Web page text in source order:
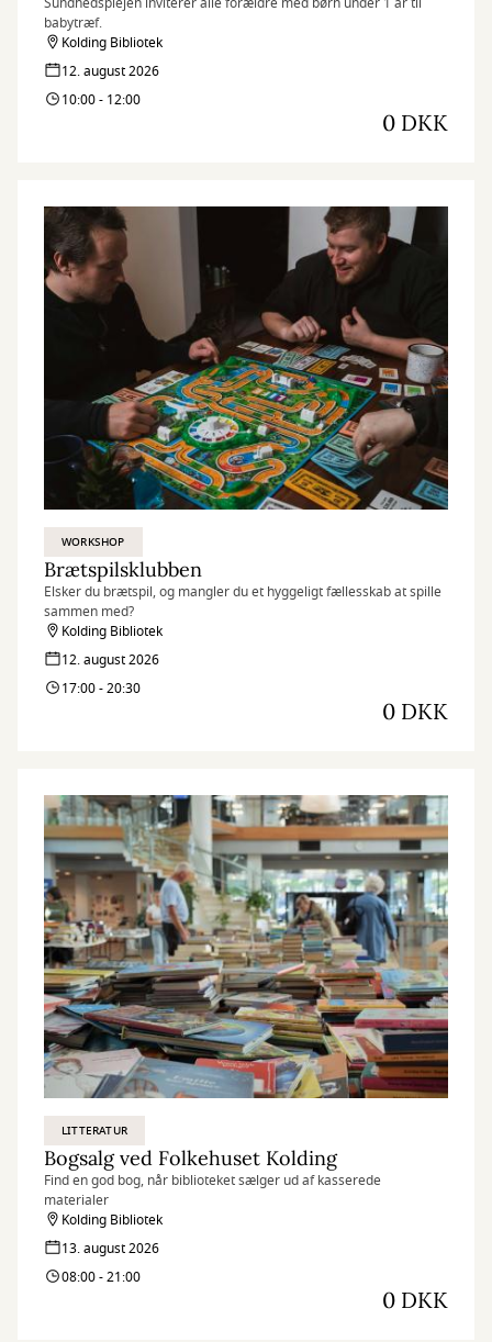
babytræf.
Kolding Bibliotek
12. august 2026
10:00 - 12:00
0 DKK
WORKSHOP
Brætspilsklubben
Elsker du brætspil, og mangler du et hyggeligt fællesskab at spille
sammen med?
Kolding Bibliotek
12. august 2026
17:00 - 20:30
0 DKK
LITTERATUR
Bogsalg ved Folkehuset Kolding
Find en god bog, når biblioteket sælger ud af kasserede
materialer
Kolding Bibliotek
13. august 2026
08:00 - 21:00
0 DKK